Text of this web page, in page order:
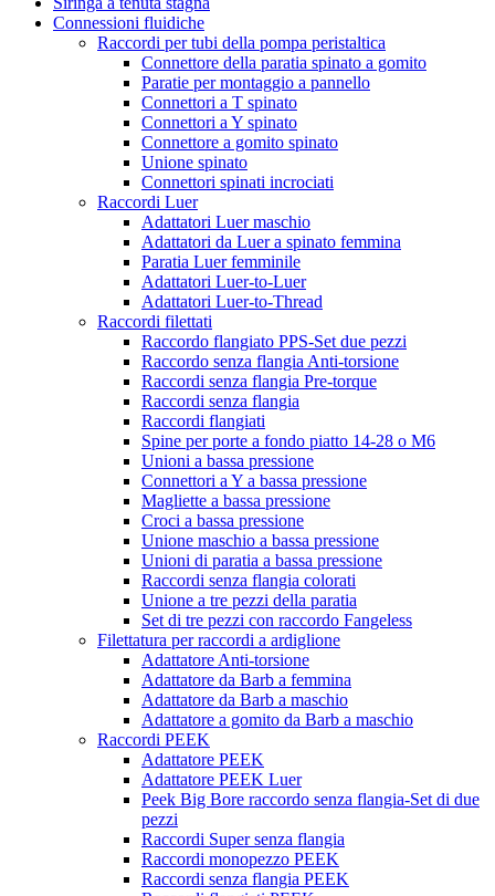
Connessioni fluidiche
Raccordi per tubi della pompa peristaltica
Connettore della paratia spinato a gomito
Paratie per montaggio a pannello
Connettori a T spinato
Connettori a Y spinato
Connettore a gomito spinato
Unione spinato
Connettori spinati incrociati
Raccordi Luer
Adattatori Luer maschio
Adattatori da Luer a spinato femmina
Paratia Luer femminile
Adattatori Luer-to-Luer
Adattatori Luer-to-Thread
Raccordi filettati
Raccordo flangiato PPS-Set due pezzi
Raccordo senza flangia Anti-torsione
Raccordi senza flangia Pre-torque
Raccordi senza flangia
Raccordi flangiati
Spine per porte a fondo piatto 14-28 o M6
Unioni a bassa pressione
Connettori a Y a bassa pressione
Magliette a bassa pressione
Croci a bassa pressione
Unione maschio a bassa pressione
Unioni di paratia a bassa pressione
Raccordi senza flangia colorati
Unione a tre pezzi della paratia
Set di tre pezzi con raccordo Fangeless
Filettatura per raccordi a ardiglione
Adattatore Anti-torsione
Adattatore da Barb a femmina
Adattatore da Barb a maschio
Adattatore a gomito da Barb a maschio
Raccordi PEEK
Adattatore PEEK
Adattatore PEEK Luer
Peek Big Bore raccordo senza flangia-Set di due
pezzi
Raccordi Super senza flangia
Raccordi monopezzo PEEK
Raccordi senza flangia PEEK